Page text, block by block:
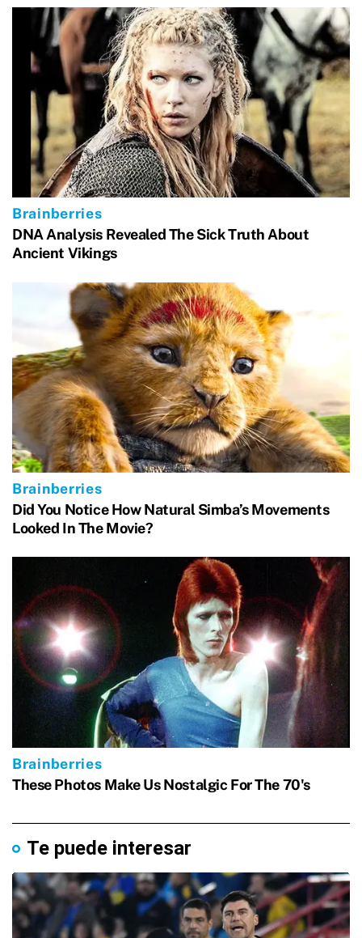
Te puede interesar